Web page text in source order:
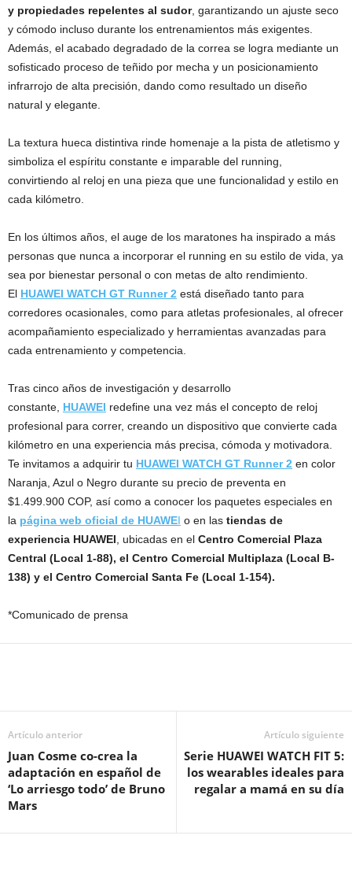
y propiedades repelentes al sudor, garantizando un ajuste seco
y cómodo incluso durante los entrenamientos más exigentes.
Además, el acabado degradado de la correa se logra mediante un
sofisticado proceso de teñido por mecha y un posicionamiento
infrarrojo de alta precisión, dando como resultado un diseño
natural y elegante.
La textura hueca distintiva rinde homenaje a la pista de atletismo y
simboliza el espíritu constante e imparable del running,
convirtiendo al reloj en una pieza que une funcionalidad y estilo en
cada kilómetro.
En los últimos años, el auge de los maratones ha inspirado a más
personas que nunca a incorporar el running en su estilo de vida, ya
sea por bienestar personal o con metas de alto rendimiento.
El HUAWEI WATCH GT Runner 2 está diseñado tanto para
corredores ocasionales, como para atletas profesionales, al ofrecer
acompañamiento especializado y herramientas avanzadas para
cada entrenamiento y competencia.
Tras cinco años de investigación y desarrollo
constante, HUAWEI redefine una vez más el concepto de reloj
profesional para correr, creando un dispositivo que convierte cada
kilómetro en una experiencia más precisa, cómoda y motivadora.
Te invitamos a adquirir tu HUAWEI WATCH GT Runner 2 en color
Naranja, Azul o Negro durante su precio de preventa en
$1.499.900 COP, así como a conocer los paquetes especiales en
la página web oficial de HUAWEI o en las tiendas de
experiencia HUAWEI , ubicadas en el Centro Comercial Plaza
Central (Local 1-88), el Centro Comercial Multiplaza (Local B-
138) y el Centro Comercial Santa Fe (Local 1-154).
*Comunicado de prensa
Artículo anterior
Juan Cosme co-crea la
adaptación en español de
‘Lo arriesgo todo’ de Bruno
Mars
Artículo siguiente
Serie HUAWEI WATCH FIT 5:
los wearables ideales para
regalar a mamá en su día